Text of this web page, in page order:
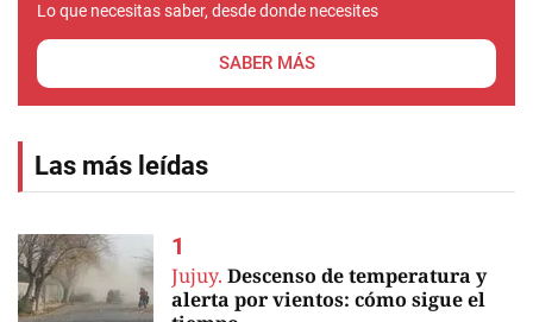
Lo que necesitas saber, desde donde necesites
SABER MÁS
Las más leídas
Jujuy. Descenso de temperatura y
alerta por vientos: cómo sigue el